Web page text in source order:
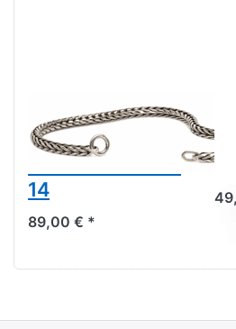
Trollbeads
Armband Silber
TAGBR-00002 -
14
89,00 € *